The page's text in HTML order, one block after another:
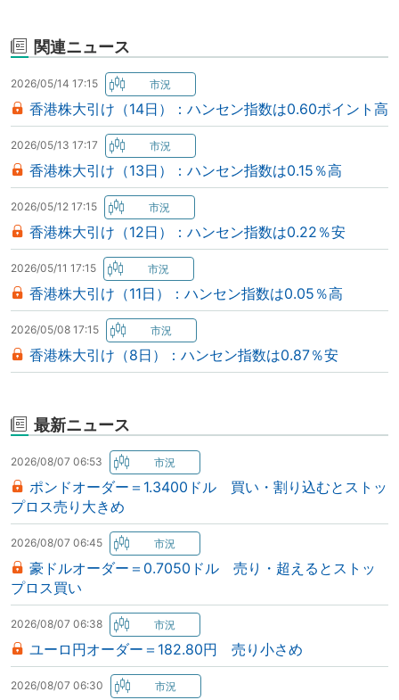
関連ニュース
2026/05/14 17:15
香港株大引け（14日）：ハンセン指数は0.60ポイント高
2026/05/13 17:17
香港株大引け（13日）：ハンセン指数は0.15％高
2026/05/12 17:15
香港株大引け（12日）：ハンセン指数は0.22％安
2026/05/11 17:15
香港株大引け（11日）：ハンセン指数は0.05％高
2026/05/08 17:15
香港株大引け（8日）：ハンセン指数は0.87％安
最新ニュース
2026/08/07 06:53
ポンドオーダー＝1.3400ドル 買い・割り込むとストッ
プロス売り大きめ
2026/08/07 06:45
豪ドルオーダー＝0.7050ドル 売り・超えるとストッ
プロス買い
2026/08/07 06:38
ユーロ円オーダー＝182.80円 売り小さめ
2026/08/07 06:30